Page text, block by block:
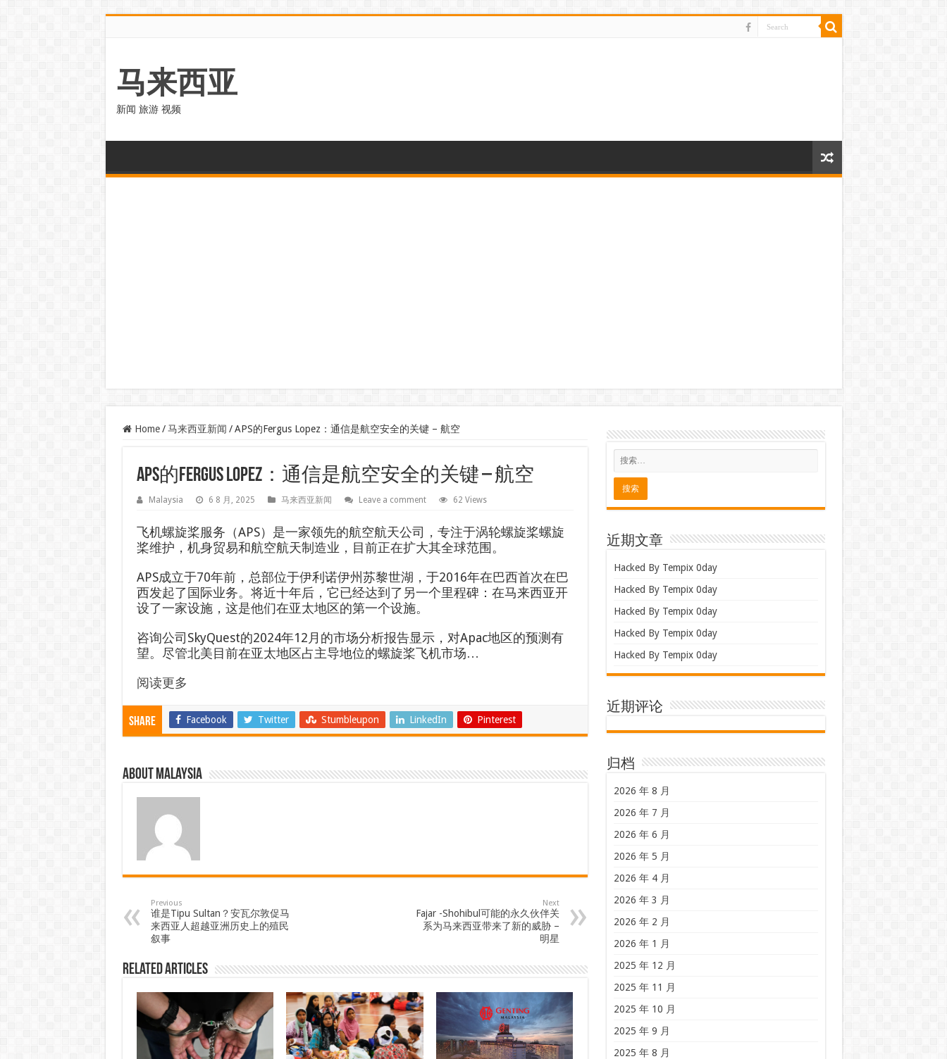
马来西亚
新闻 旅游 视频
Home / 马来西亚新闻 / APS的Fergus Lopez：通信是航空安全的关键 – 航空
APS的Fergus Lopez：通信是航空安全的关键 – 航空
Malaysia 6 8 月, 2025 马来西亚新闻 Leave a comment 62 Views
飞机螺旋桨服务（APS）是一家领先的航空航天公司，专注于涡轮螺旋桨螺旋
桨维护，机身贸易和航空航天制造业，目前正在扩大其全球范围。
APS成立于70年前，总部位于伊利诺伊州苏黎世湖，于2016年在巴西首次在巴
西发起了国际业务。将近十年后，它已经达到了另一个里程碑：在马来西亚开
设了一家设施，这是他们在亚太地区的第一个设施。
咨询公司SkyQuest的2024年12月的市场分析报告显示，对Apac地区的预测有
望。尽管北美目前在亚太地区占主导地位的螺旋桨飞机市场…
阅读更多
Share Facebook Twitter Stumbleupon LinkedIn Pinterest
About Malaysia
Previous
谁是Tipu Sultan？安瓦尔敦促马
来西亚人超越亚洲历史上的殖民
叙事
Next
Fajar -Shohibul可能的永久伙伴关
系为马来西亚带来了新的威胁 –
明星
Related Articles
近期文章
Hacked By Tempix 0day
Hacked By Tempix 0day
Hacked By Tempix 0day
Hacked By Tempix 0day
Hacked By Tempix 0day
近期评论
归档
2026 年 8 月
2026 年 7 月
2026 年 6 月
2026 年 5 月
2026 年 4 月
2026 年 3 月
2026 年 2 月
2026 年 1 月
2025 年 12 月
2025 年 11 月
2025 年 10 月
2025 年 9 月
2025 年 8 月